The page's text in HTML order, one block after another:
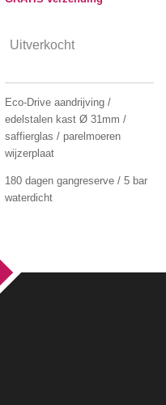
Uitverkocht
Eco-Drive aandrijving /
edelstalen kast Ø 31mm /
saffierglas / parelmoeren
wijzerplaat
180 dagen gangreserve / 5 bar
waterdicht